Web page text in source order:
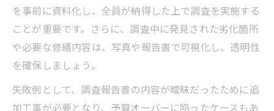
を事前に資料化し、全員が納得した上で調査を実施する
ことが重要です。さらに、調査中に発見された劣化箇所
や必要な修繕内容は、写真や報告書で可視化し、透明性
を確保しましょう。
失敗例として、調査報告書の内容が曖昧だったために追
加工事が必要となり、予算オーバーに陥ったケースもあ